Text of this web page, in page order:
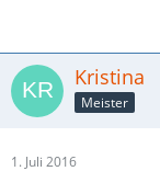
Kristina
Meister
1. Juli 2016